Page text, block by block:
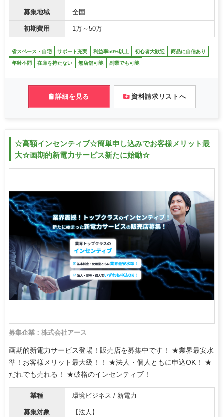
募集地域 全国
初期費用 1万～50万
省スペース・自宅 サポート充実 利益率50%以上 初心者大歓迎 商品に自信あり
年齢不問 在庫を持たない 無店舗可能 副業でも可能
詳細を見る 資料請求リストへ
☆高額インセンティブ☆簡単申し込みでお客様メリット最
大☆画期的新電力サービス新たに始動☆
募集企業：株式会社アース
画期的新電力サービス登場！販売店を募集中です！ ★業界最安水
準！お客様メリット最大級！！ ★法人・個人ともに申込OK！ ★
だれでも売れる！ ★破格のインセンティブ！
業種 環境ビジネス / 新電力
募集対象 【法人】